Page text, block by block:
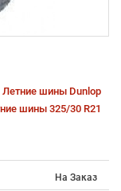
Летние шины Dunlop
шины 325/30 R21
На Заказ